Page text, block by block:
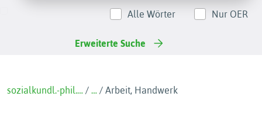
Alle Wörter Nur OER
Erweiterte Suche
sozialkundl.-phil.… / … / Arbeit, Handwerk